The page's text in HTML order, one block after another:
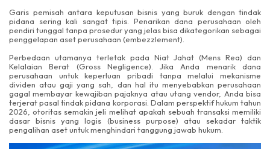
Garis pemisah antara keputusan bisnis yang buruk dengan tindak
pidana sering kali sangat tipis. Penarikan dana perusahaan oleh
pendiri tunggal tanpa prosedur yang jelas bisa dikategorikan sebagai
penggelapan aset perusahaan (embezzlement).
Perbedaan utamanya terletak pada Niat Jahat (Mens Rea) dan
Kelalaian Berat (Gross Negligence). Jika Anda menarik dana
perusahaan untuk keperluan pribadi tanpa melalui mekanisme
dividen atau gaji yang sah, dan hal itu menyebabkan perusahaan
gagal membayar kewajiban pajaknya atau utang vendor, Anda bisa
terjerat pasal tindak pidana korporasi. Dalam perspektif hukum tahun
2026, otoritas semakin jeli melihat apakah sebuah transaksi memiliki
dasar bisnis yang logis (business purpose) atau sekadar taktik
pengalihan aset untuk menghindari tanggung jawab hukum.